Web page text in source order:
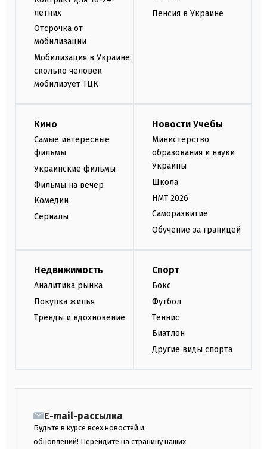
летних
Отсрочка от
мобилизации
Мобилизация в Украине:
сколько человек
мобилизует ТЦК
Пенсия в Украине
Кино
Самые интересные
фильмы
Украинские фильмы
Фильмы на вечер
Комедии
Сериалы
Новости Учебы
Министерство
образования и науки
Украины
Школа
НМТ 2026
Саморазвитие
Обучение за границей
Недвижимость
Аналитика рынка
Покупка жилья
Тренды и вдохновение
Спорт
Бокс
Футбол
Теннис
Биатлон
Другие виды спорта
E-mail-рассылка
Будьте в курсе всех новостей и
обновлений! Перейдите на страницу наших